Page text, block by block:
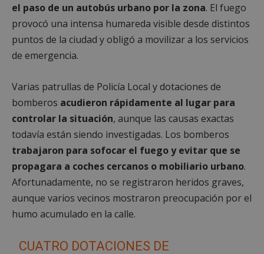
el paso de un autobús urbano por la zona. El fuego
provocó una intensa humareda visible desde distintos
puntos de la ciudad y obligó a movilizar a los servicios
de emergencia.
Varias patrullas de Policía Local y dotaciones de
bomberos acudieron rápidamente al lugar para
controlar la situación, aunque las causas exactas
todavía están siendo investigadas. Los bomberos
trabajaron para sofocar el fuego y evitar que se
propagara a coches cercanos o mobiliario urbano.
Afortunadamente, no se registraron heridos graves,
aunque varios vecinos mostraron preocupación por el
humo acumulado en la calle.
CUATRO DOTACIONES DE